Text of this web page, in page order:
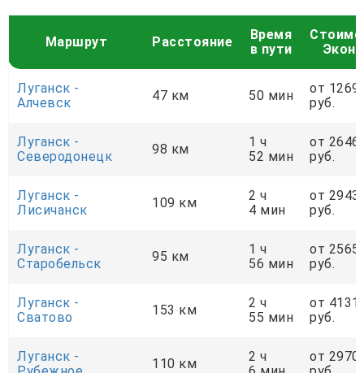
Маршрут Расстояние
Время
в пути
Луганск -
Алчевск
47 км 50 мин
от 1269
руб.
Луганск -
Северодонецк
98 км
1 ч
52 мин
от 2646
руб.
Луганск -
Лисичанск
109 км
2 ч
4 мин
от 2943
руб.
Луганск -
Старобельск
95 км
1 ч
56 мин
от 2565
руб.
Луганск -
Сватово
153 км
2 ч
55 мин
от 4131
руб.
Луганск -
110 км
2 ч
от 2970